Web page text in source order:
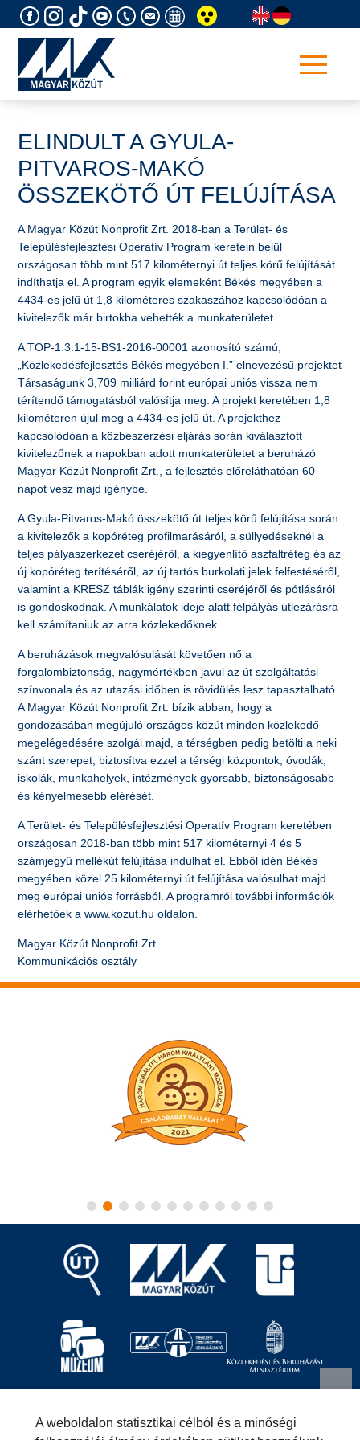
to
ELINDULT A GYULA-
PITVAROS-MAKÓ
ÖSSZEKÖTŐ ÚT FELÚJÍTÁSA
A Magyar Közút Nonprofit Zrt. 2018-ban a Terület- és
Településfejlesztési Operatív Program keretein belül
országosan több mint 517 kilométernyi út teljes körű felújítását
indíthatja el. A program egyik elemeként Békés megyében a
4434-es jelű út 1,8 kilométeres szakaszához kapcsolódóan a
kivitelezők már birtokba vehették a munkaterületet.
A TOP-1.3.1-15-BS1-2016-00001 azonosító számú,
„Közlekedésfejlesztés Békés megyében I.” elnevezésű projektet
Társaságunk 3,709 milliárd forint európai uniós vissza nem
térítendő támogatásból valósítja meg. A projekt keretében 1,8
kilométeren újul meg a 4434-es jelű út. A projekthez
kapcsolódóan a közbeszerzési eljárás során kiválasztott
kivitelezőnek a napokban adott munkaterületet a beruházó
Magyar Közút Nonprofit Zrt., a fejlesztés előreláthatóan 60
napot vesz majd igénybe.
A Gyula-Pitvaros-Makó összekötő út teljes körű felújítása során
a kivitelezők a kopóréteg profilmarásáról, a süllyedéseknél a
teljes pályaszerkezet cseréjéről, a kiegyenlítő aszfaltréteg és az
új kopóréteg terítéséről, az új tartós burkolati jelek felfestéséről,
valamint a KRESZ táblák igény szerinti cseréjéről és pótlásáról
is gondoskodnak. A munkálatok ideje alatt félpályás útlezárásra
kell számítaniuk az arra közlekedőknek.
A beruházások megvalósulását követően nő a
forgalombiztonság, nagymértékben javul az út szolgáltatási
színvonala és az utazási időben is rövidülés lesz tapasztalható.
A Magyar Közút Nonprofit Zrt. bízik abban, hogy a
gondozásában megújuló országos közút minden közlekedő
megelégedésére szolgál majd, a térségben pedig betölti a neki
szánt szerepet, biztosítva ezzel a térségi központok, óvodák,
iskolák, munkahelyek, intézmények gyorsabb, biztonságosabb
és kényelmesebb elérését.
A Terület- és Településfejlesztési Operatív Program keretében
országosan 2018-ban több mint 517 kilométernyi 4 és 5
számjegyű mellékút felújítása indulhat el. Ebből idén Békés
megyében közel 25 kilométernyi út felújítása valósulhat majd
meg európai uniós forrásból. A programról további információk
elérhetőek a www.kozut.hu oldalon.
Magyar Közút Nonprofit Zrt.
Kommunikációs osztály
1024 Budapest, Fényes
Elek utca 7-13.
+36 (1) 819-9000 info@kozut.hu
A weboldalon statisztikai célból és a minőségi